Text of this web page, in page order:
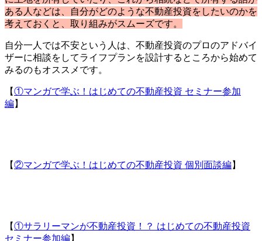
ある人などは、自分がどのような不動産投資をしたいのかを
考えておくと、取り組みがスムーズです。
自分一人では不安という人は、不動産投資のプロのアドバイ
ザーに相談をしてライフプランを設計するところから始めて
みるのもオススメです。
【①マンガで学ぶ！はじめての不動産投資 セミナー参加
編】
【②マンガで学ぶ！はじめての不動産投資 個別面談編】
【①サラリーマンが不動産投資！？ はじめての不動産投資
セミナー参加編】